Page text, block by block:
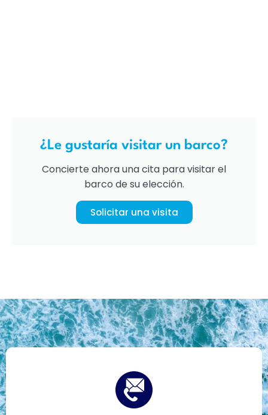
¿Le gustaría visitar un barco?
Concierte ahora una cita para visitar el
barco de su elección.
Solicitar una visita